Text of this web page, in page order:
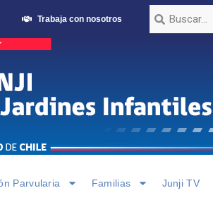
Trabaja con nosotros
Parvularia Familias Junji TV